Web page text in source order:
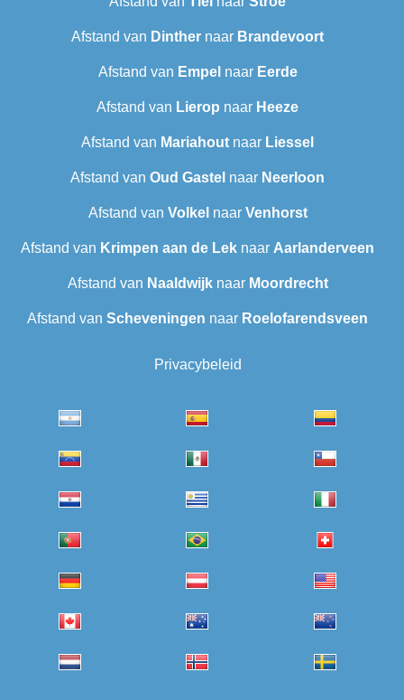
Afstand van Dinther naar Brandevoort
Afstand van Empel naar Eerde
Afstand van Lierop naar Heeze
Afstand van Mariahout naar Liessel
Afstand van Oud Gastel naar Neerloon
Afstand van Volkel naar Venhorst
Afstand van Krimpen aan de Lek naar Aarlanderveen
Afstand van Naaldwijknaar Moordrecht
Afstand van Scheveningen‎ naar Roelofarendsveen
Privacybeleid